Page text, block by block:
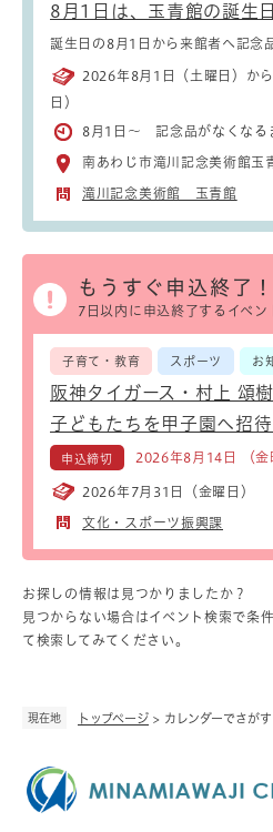
現在地 トップページ > カレンダーでさがす
8月1日は、玉青館の誕生
誕生日の8月1日から来館者へ記念
2026年8月1日（土曜日）か
日）
8月1日～ 記念品がなくなる
南あわじ市滝川記念美術館玉
滝川記念美術館 玉青館
もうすぐ申込終了！
7日以内に申込終了するイベン
子育て・教育 スポーツ お
阪神タイガース・村上 頌
子どもたちを甲子園へ招待
申込締切 2026年8月14日 （金
2026年7月31日（金曜日）
文化・スポーツ振興課
お探しの情報は見つかりましたか？
見つからない場合はイベント検索で条
て検索してみてください。